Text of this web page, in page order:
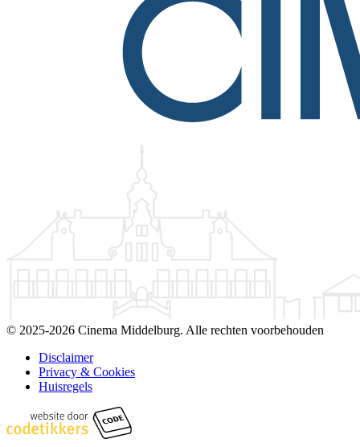
© 2025-2026 Cinema Middelburg. Alle rechten voorbehouden
Disclaimer
Privacy & Cookies
Huisregels